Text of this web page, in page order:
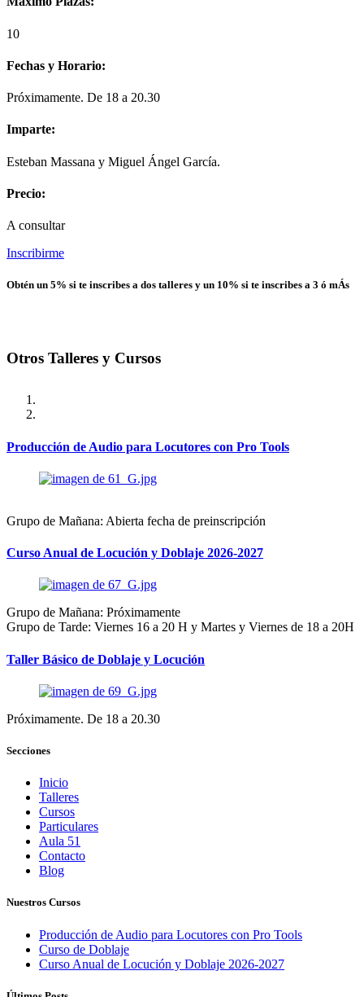
10
Fechas y Horario:
Próximamente. De 18 a 20.30
Imparte:
Esteban Massana y Miguel Ángel García.
Precio:
A consultar
Inscribirme
Obtén un 5% si te inscribes a dos talleres y un 10% si te inscribes a 3 ó mÁs
Otros Talleres y Cursos
Producción de Audio para Locutores con Pro Tools
Grupo de Mañana: Abierta fecha de preinscripción
Curso Anual de Locución y Doblaje 2026-2027
Grupo de Mañana: Próximamente
Grupo de Tarde: Viernes 16 a 20 H y Martes y Viernes de 18 a 20H
Taller Básico de Doblaje y Locución
Próximamente. De 18 a 20.30
Secciones
Inicio
Talleres
Cursos
Particulares
Aula 51
Contacto
Blog
Nuestros Cursos
Producción de Audio para Locutores con Pro Tools
Curso de Doblaje
Curso Anual de Locución y Doblaje 2026-2027